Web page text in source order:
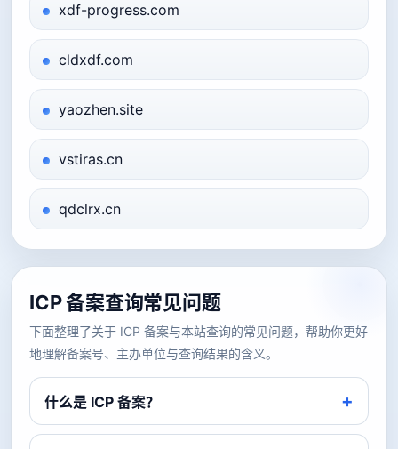
xdf-progress.com
cldxdf.com
yaozhen.site
vstiras.cn
qdclrx.cn
ICP 备案查询常见问题
下面整理了关于 ICP 备案与本站查询的常见问题，帮助你更好
地理解备案号、主办单位与查询结果的含义。
什么是 ICP 备案？